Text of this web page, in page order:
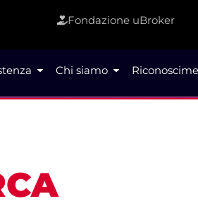
Fondazione uBroker
Chi siamo